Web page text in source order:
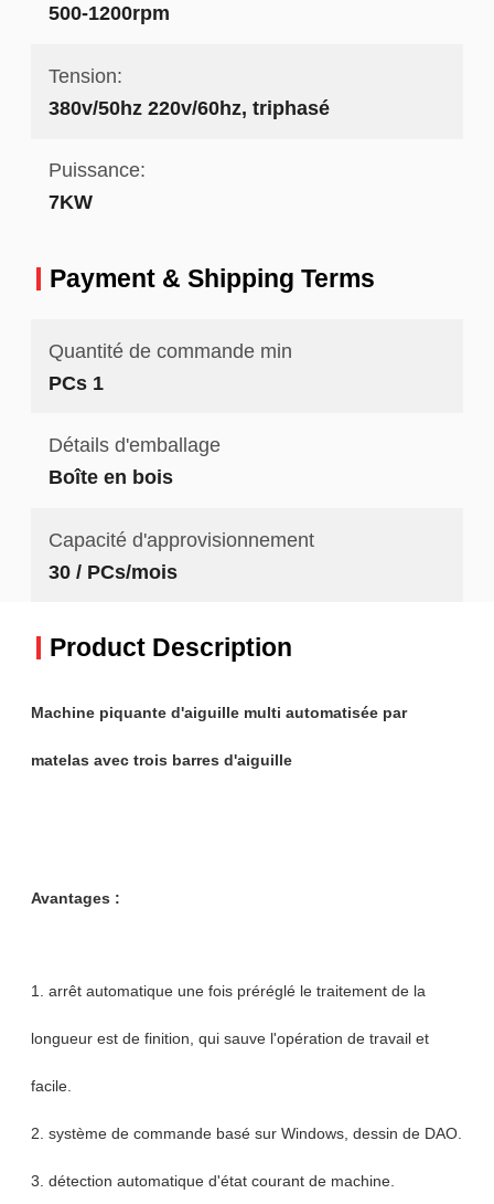
500-1200rpm
Tension:
380v/50hz 220v/60hz, triphasé
Puissance:
7KW
Payment & Shipping Terms
Quantité de commande min
PCs 1
Détails d'emballage
Boîte en bois
Capacité d'approvisionnement
30 / PCs/mois
Product Description
Machine piquante d'aiguille multi automatisée par
matelas avec trois barres d'aiguille
Avantages :
1. arrêt automatique une fois préréglé le traitement de la
longueur est de finition, qui sauve l'opération de travail et
facile.
2. système de commande basé sur Windows, dessin de DAO.
3. détection automatique d'état courant de machine.